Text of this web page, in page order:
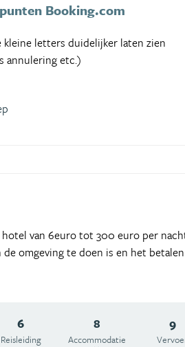
Booking.com
kleine letters duidelijker laten zien
annulering etc.)
van 6euro tot 300 euro per
omgeving te doen is en het
6
Reisleiding
8
Accommodatie
9